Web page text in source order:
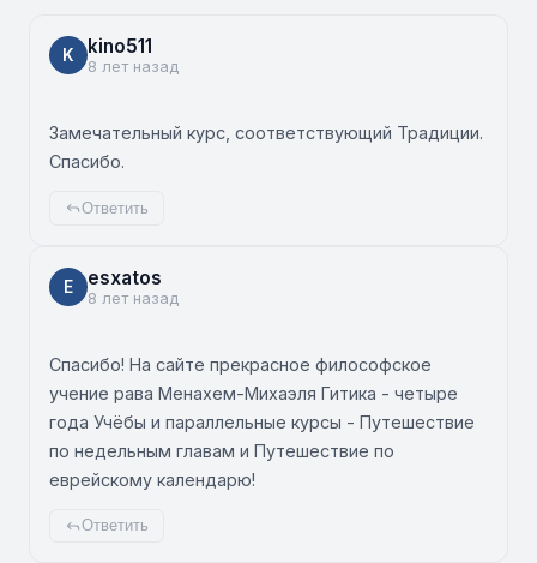
K kino511
8 лет назад
Замечательный курс, соответствующий Традиции.
Спасибо.
Ответить
E esxatos
8 лет назад
Спасибо! На сайте прекрасное философское
учение рава Менахем-Михаэля Гитика - четыре
года Учёбы и параллельные курсы - Путешествие
по недельным главам и Путешествие по
еврейскому календарю!
Ответить